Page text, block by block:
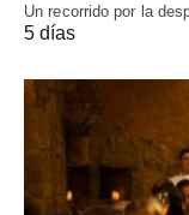
Un recorrido por la
5 días